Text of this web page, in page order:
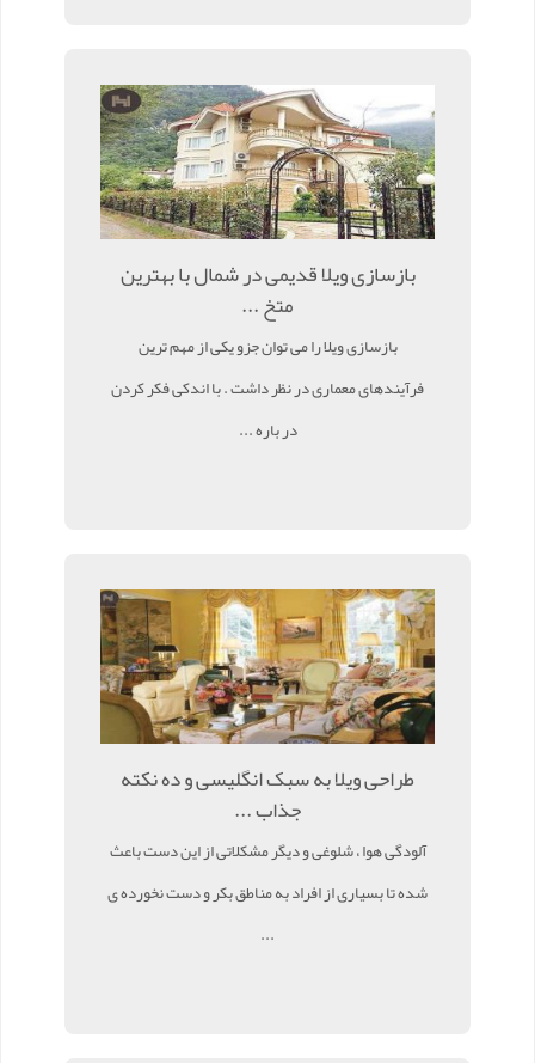
بازسازی ویلا قدیمی در شمال با بهترین
متخ ...
بازسازی ویلا را می توان جزو یکی از مهم ترین
فرآیندهای معماری در نظر داشت . با اندکی فکر کردن
در باره ...
طراحی ویلا به سبک انگلیسی و ده نکته
جذاب ...
آلودگی هوا ، شلوغی و دیگر مشکلاتی از این دست باعث
شده تا بسیاری از افراد به مناطق بکر و دست نخورده ی
...